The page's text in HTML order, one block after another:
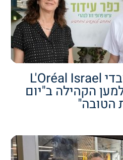
מאות עובדי L'Oréal Israel
הקהילה ב"יום
הטובה"